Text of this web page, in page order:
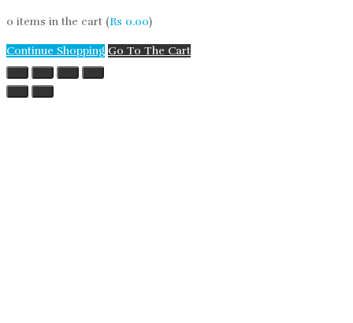
0 items in the cart (Rs 0.00)
Continue Shopping Go To The Cart